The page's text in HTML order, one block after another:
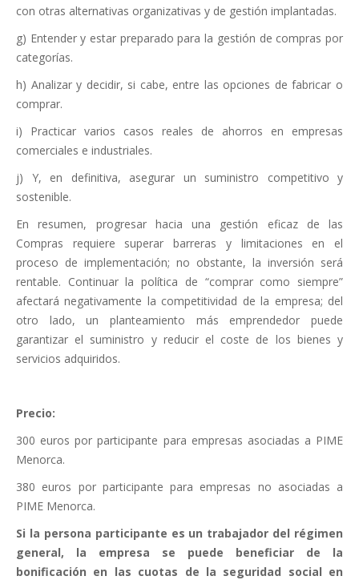
con otras alternativas organizativas y de gestión implantadas.
g) Entender y estar preparado para la gestión de compras por
categorías.
h) Analizar y decidir, si cabe, entre las opciones de fabricar o
comprar.
i) Practicar varios casos reales de ahorros en empresas
comerciales e industriales.
j) Y, en definitiva, asegurar un suministro competitivo y
sostenible.
En resumen, progresar hacia una gestión eficaz de las
Compras requiere superar barreras y limitaciones en el
proceso de implementación; no obstante, la inversión será
rentable. Continuar la política de “comprar como siempre”
afectará negativamente la competitividad de la empresa; del
otro lado, un planteamiento más emprendedor puede
garantizar el suministro y reducir el coste de los bienes y
servicios adquiridos.
Precio:
300 euros por participante para empresas asociadas a PIME
Menorca.
380 euros por participante para empresas no asociadas a
PIME Menorca.
Si la persona participante es un trabajador del régimen
general, la empresa se puede beneficiar de la
bonificación en las cuotas de la seguridad social en